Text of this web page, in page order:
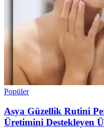
Popüler
Asya Güzellik Rutini
Üretimini Destekleyen